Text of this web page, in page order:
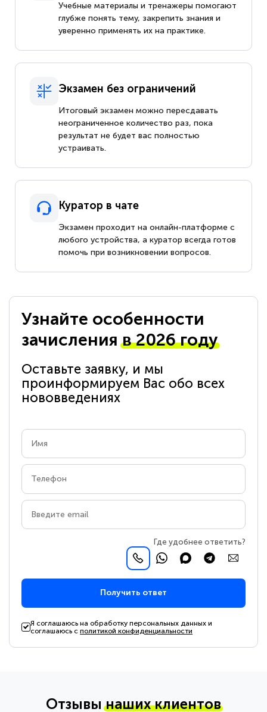
Учебные материалы и тренажеры помогают
глубже понять тему, закрепить знания и
уверенно применять их на практике.
Экзамен без ограничений
Итоговый экзамен можно пересдавать
неограниченное количество раз, пока
результат не будет вас полностью
устраивать.
Куратор в чате
Экзамен проходит на онлайн-платформе с
любого устройства, а куратор всегда готов
помочь при возникновении вопросов.
Узнайте особенности
зачисленияв 2026 году
Оставьте заявку, и мы
проинформируем Вас обо всех
нововведениях
Где удобнее ответить?
Получить ответ
Я соглашаюсь на обработку персональных данных и
соглашаюсь сполитикой конфиденциальности
Отзывынаших клиентов